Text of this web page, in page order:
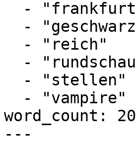
word_count: 20
---